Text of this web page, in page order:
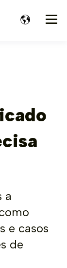
a
e casos
de